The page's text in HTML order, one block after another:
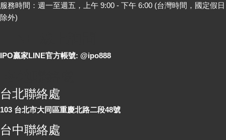
服務時間：週一至週五，上午 9:00 - 下午 6:00 (台灣時間，國定假日
除外)
IPO贏家LINE官方帳號: @ipo888
台北聯絡處
103 台北市大同區重慶北路二段48號
台中聯絡處